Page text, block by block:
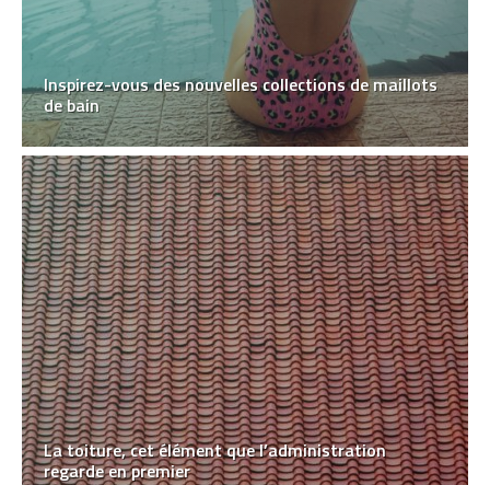
Inspirez-vous des nouvelles collections de maillots
de bain
La toiture, cet élément que l’administration
regarde en premier